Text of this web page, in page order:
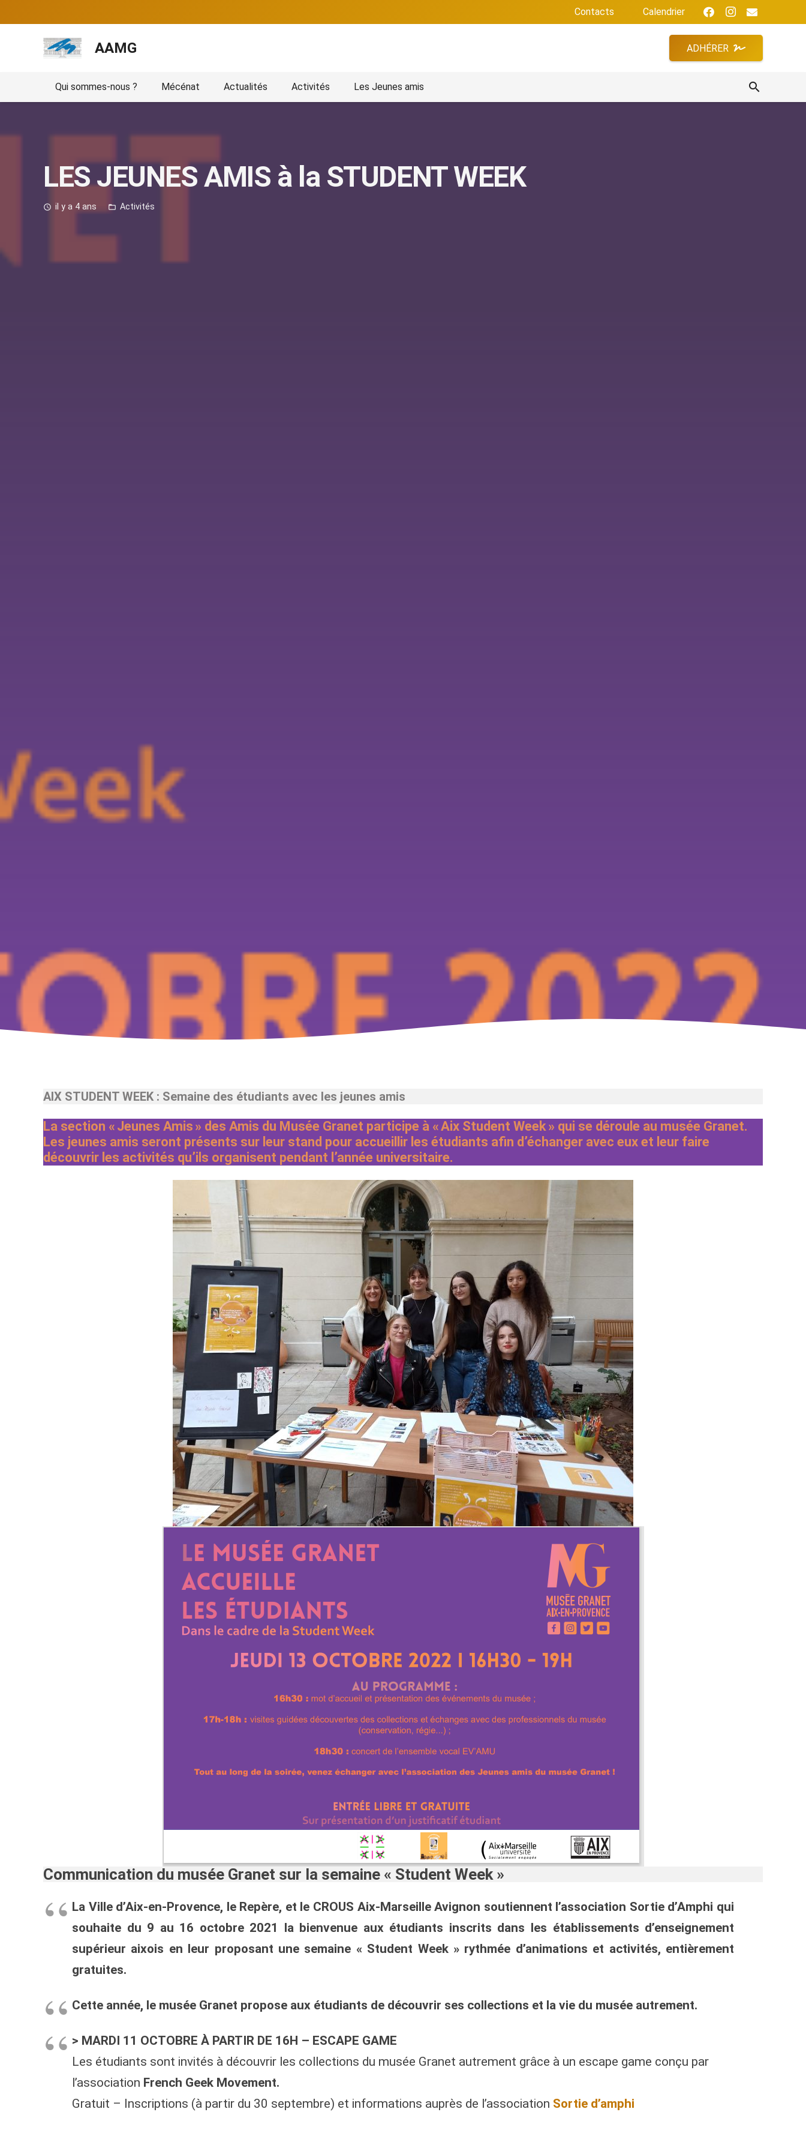
Contacts Calendrier
AAMG ADHÉRER
Qui sommes-nous ? Mécénat Actualités Activités Les Jeunes amis search
LES JEUNES AMIS à la STUDENT WEEK
access_time il y a 4 ans folder_open Activités
AIX STUDENT WEEK : Semaine des étudiants avec les jeunes amis
La section « Jeunes Amis » des Amis du Musée Granet participe à « Aix Student Week » qui se déroule au musée Granet.
Les jeunes amis seront présents sur leur stand pour accueillir les étudiants afin d’échanger avec eux et leur faire
découvrir les activités qu’ils organisent pendant l’année universitaire.
Communication du musée Granet sur la semaine « Student Week »
La Ville d’Aix-en-Provence, le Repère, et le CROUS Aix-Marseille Avignon soutiennent l’association Sortie d’Amphi qui
souhaite du 9 au 1 6 octobre 2021 la bienvenue aux étudiants inscrits dans les établissements d’enseignement
supérieur aixois en leur proposant une semaine « Student Week » rythmée d’animations et activités, entièrement
gratuites.
Cette année, le musée Granet propose aux étudiants de découvrir ses collections et la vie du musée autrement.
> MARDI 11 OCTOBRE À PARTIR DE 16H – ESCAPE GAME
Les étudiants sont invités à découvrir les collections du musée Granet autrement grâce à un escape game conçu par
l’association French Geek Movement.
Gratuit – Inscriptions (à partir du 30 septembre) et informations auprès de l’association Sortie d’amphi